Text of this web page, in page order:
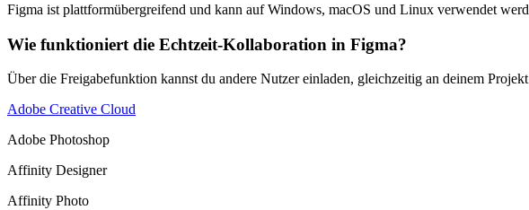
Figma ist plattformübergreifend und kann auf Windows, macOS und Linux verwendet
Wie funktioniert die Echtzeit-Kollaboration in Figma?
Über die Freigabefunktion kannst du andere Nutzer einladen, gleichzeitig an deinem
Adobe Creative Cloud
Adobe Photoshop
Affinity Designer
Affinity Photo